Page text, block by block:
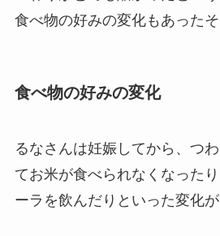
食べ物の好みの変化もあったそ
食べ物の好みの変化
るなさんは妊娠してから、つ
てお米が食べられなくなった
ーラを飲んだりといった変化が